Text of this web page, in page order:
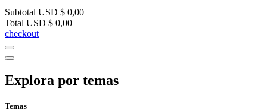
Subtotal USD $ 0,00
Total USD $ 0,00
checkout
Explora por temas
Temas